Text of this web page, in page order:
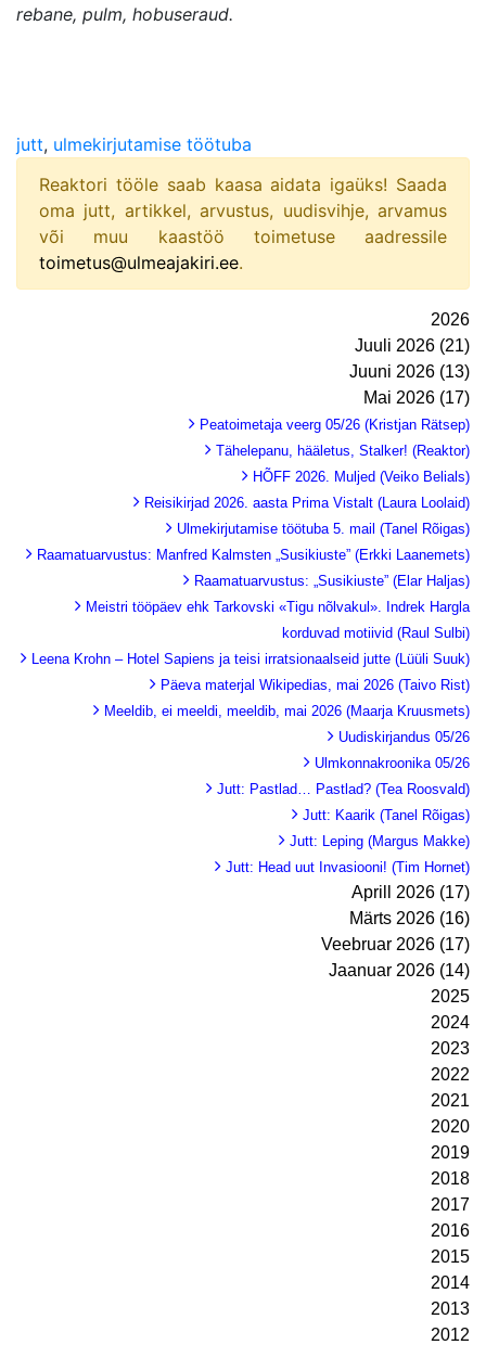
rebane, pulm, hobuseraud.
jutt, ulmekirjutamise töötuba
Reaktori tööle saab kaasa aidata igaüks! Saada
oma jutt, artikkel, arvustus, uudisvihje, arvamus
või muu kaastöö toimetuse aadressile
toimetus@ulmeajakiri.ee.
2026
Juuli 2026 (21)
Juuni 2026 (13)
Mai 2026 (17)
Peatoimetaja veerg 05/26 (Kristjan Rätsep)
Tähelepanu, hääletus, Stalker! (Reaktor)
HÕFF 2026. Muljed (Veiko Belials)
Reisikirjad 2026. aasta Prima Vistalt (Laura Loolaid)
Ulmekirjutamise töötuba 5. mail (Tanel Rõigas)
Raamatuarvustus: Manfred Kalmsten „Susikiuste” (Erkki Laanemets)
Raamatuarvustus: „Susikiuste” (Elar Haljas)
Meistri tööpäev ehk Tarkovski «Tigu nõlvakul». Indrek Hargla
korduvad motiivid (Raul Sulbi)
Leena Krohn – Hotel Sapiens ja teisi irratsionaalseid jutte (Lüüli Suuk)
Päeva materjal Wikipedias, mai 2026 (Taivo Rist)
Meeldib, ei meeldi, meeldib, mai 2026 (Maarja Kruusmets)
Uudiskirjandus 05/26
Ulmkonnakroonika 05/26
Jutt: Pastlad… Pastlad? (Tea Roosvald)
Jutt: Kaarik (Tanel Rõigas)
Jutt: Leping (Margus Makke)
Jutt: Head uut Invasiooni! (Tim Hornet)
Aprill 2026 (17)
Märts 2026 (16)
Veebruar 2026 (17)
Jaanuar 2026 (14)
2025
2024
2023
2022
2021
2020
2019
2018
2017
2016
2015
2014
2013
2012